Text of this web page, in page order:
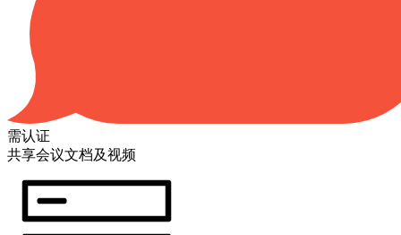
需认证
共享会议文档及视频